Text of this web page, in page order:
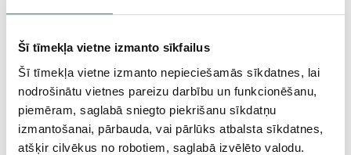
Šī tīmekļa vietne izmanto sīkfailus
Šī tīmekļa vietne izmanto nepieciešamās sīkdatnes, lai
nodrošinātu vietnes pareizu darbību un funkcionēšanu,
piemēram, saglabā sniegto piekrišanu sīkdatņu
izmantošanai, pārbauda, vai pārlūks atbalsta sīkdatnes,
atšķir cilvēkus no robotiem, saglabā izvēlēto valodu.
PAGE TERMS OF
USE
PROPERTIES AND
MEDIA MATERIALS